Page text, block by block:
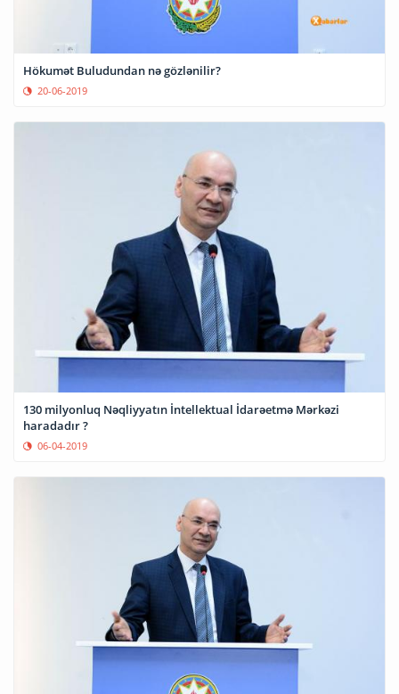
Hökumət Buludundan nə gözlənilir?
20-06-2019
130 milyonluq Nəqliyyatın İntellektual İdarəetmə Mərkəzi
haradadır ?
06-04-2019